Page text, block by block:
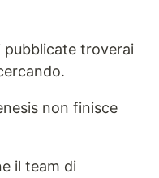
pubblicate troverai
non finisce
il team di